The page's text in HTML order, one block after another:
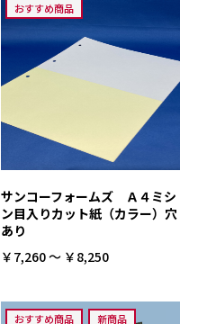
おすすめ商品
サンコーフォームズ Ａ４ミシ
ン目入りカット紙（カラー）穴
あり
￥7,260 ～ ￥8,250
おすすめ商品 新商品